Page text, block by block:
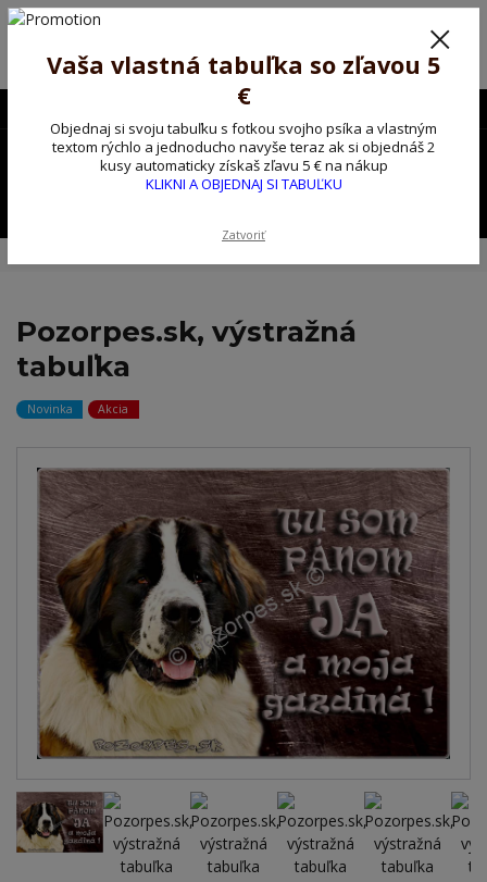
Poprosíme ctených zákazníkov o trpezlivosť, v tomto období máme
Preto sme Vám pripravili malý darček ako ospravedlnenie.
!!! ZĽAVA 5€ na PRVÚ objednávku nad 30€ s kódom pozorpes5 !!!
0,00 EUR
Pozorpes.sk, výstražná
tabuľka
Novinka Akcia
Vaša vlastná tabuľka so zľavou 5
€
Objednaj si svoju tabuľku s fotkou svojho psíka a vlastným
textom rýchlo a jednoducho navyše teraz ak si objednáš 2
kusy automaticky získaš zľavu 5 € na nákup
KLIKNI A OBJEDNAJ SI TABUĽKU
Zatvoriť